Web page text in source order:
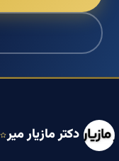
دکتر مازیار میر